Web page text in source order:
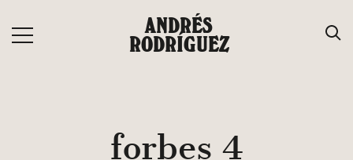
contenido
ANDRÉS
RODRÍGUEZ
forbes 4